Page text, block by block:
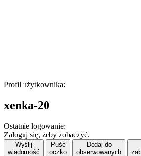
Profil użytkownika:
xenka-20
Ostatnie logowanie:
Zaloguj się, żeby zobaczyć.
Wyślij
wiadomość
Puść
oczko
Dodaj do
obserwowanych